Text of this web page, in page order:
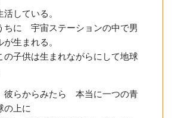
している。
ちに 宇宙ステーションの中で男
生まれる。
の子供は生まれながらにして地球
らからみたら 本当に一つの青
の上に